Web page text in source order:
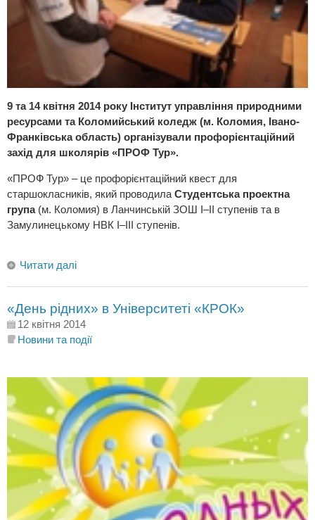
9 та 14 квітня 2014 року Інститут управління природними
ресурсами та Коломийський коледж (м. Коломия, Івано-
Франківська область) організували профорієнтаційний
захід для школярів «ПРОФ Тур».
«ПРОФ Тур» – це профорієнтаційний квест для
старшокласників, який проводила Студентська проектна
група(м. Коломия) в Ланчинській ЗОШ І–ІІ ступенів та в
Замулинецькому НВК І–ІІІ ступенів.
Читати далі
«День рідних» в Університеті «КРОК»
12 квітня 2014
Новини та події